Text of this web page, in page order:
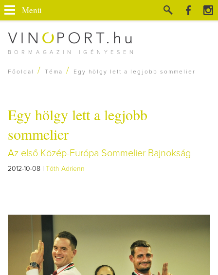
BORMAGAZIN IGÉNYESEN
Menü
Főoldal / Téma / Egy hölgy lett a legjobb sommelier
Egy hölgy lett a legjobb
sommelier
Az első Közép-Európa Sommelier Bajnokság
2012-10-08 | Tóth Adrienn